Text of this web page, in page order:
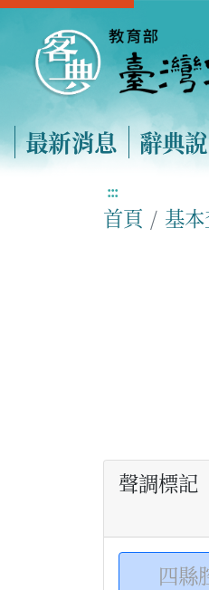
最新消息 辭典
:::
首頁 基
聲調標記
四縣